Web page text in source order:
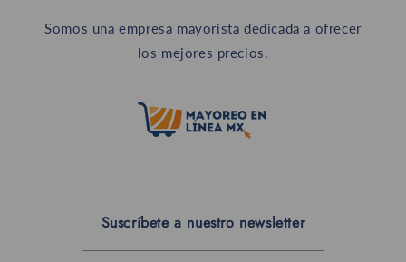
Somos una empresa mayorista dedicada a ofrecer
los mejores precios.
Suscríbete a nuestro newsletter